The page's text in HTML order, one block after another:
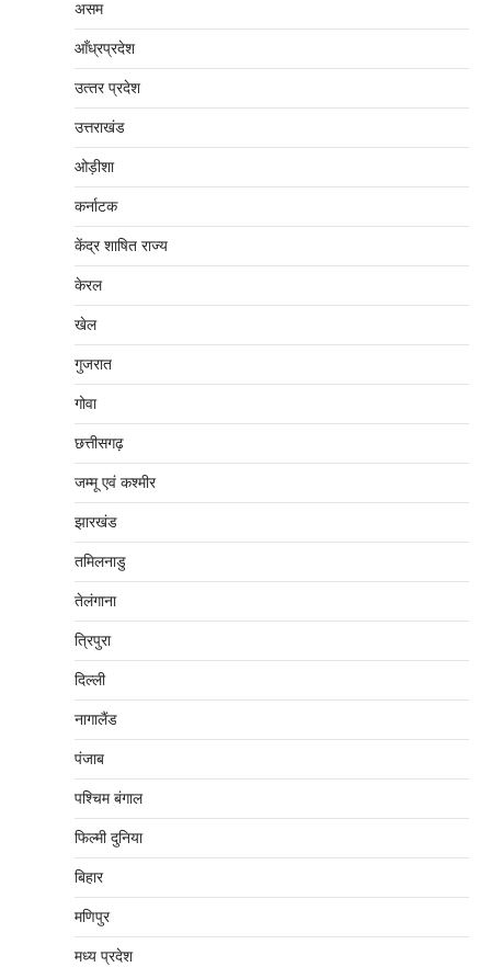
असम
आँध्रप्रदेश
उत्‍तर प्रदेश
उत्तराखंड
ओड़ीशा
कर्नाटक
केंद्र शाषित राज्य
केरल
खेल
गुजरात
गोवा
छत्तीसगढ़
जम्‍मू एवं कश्‍मीर
झारखंड
तमिलनाडु
तेलंगाना
त्रिपुरा
दिल्‍ली
नागालैंड
पंजाब
पश्चिम बंगाल
फिल्मी दुनिया
बिहार
मणिपुर
मध्‍य प्रदेश